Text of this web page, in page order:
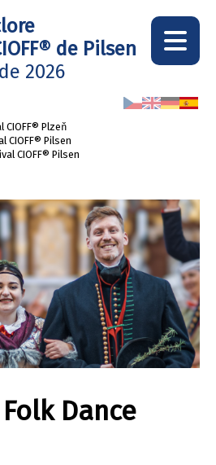
de Pilsen
2026
Plzeň
CIOFF® Pilsen
CIOFF® Pilsen
Dance